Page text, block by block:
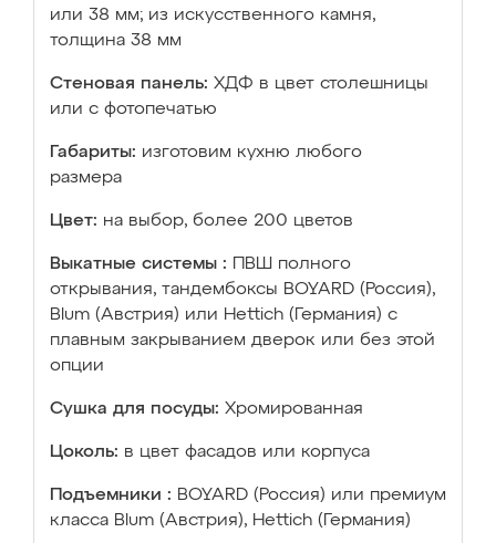
или 38 мм; из искусственного камня,
толщина 38 мм
Стеновая панель: ХДФ в цвет столешницы
или с фотопечатью
Габариты: изготовим кухню любого
размера
Цвет: на выбор, более 200 цветов
Выкатные системы :
ПВШ полного
открывания, тандембоксы BOYARD (Россия),
Blum (Австрия) или Hettich (Германия) с
плавным закрыванием дверок или без этой
опции
Сушка для посуды: Хромированная
Цоколь: в цвет фасадов или корпуса
Подъемники : BOYARD (Россия) или премиум
класса Blum (Австрия), Hettich (Германия)